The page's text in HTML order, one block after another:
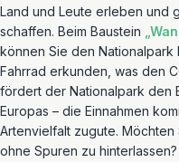
Land und Leute erleben und
schaffen. Beim Baustein
können Sie den Nationalpark
Fahrrad erkunden, was den
fördert der Nationalpark den
Europas – die Einnahmen
Artenvielfalt zugute. Möchten
ohne Spuren zu